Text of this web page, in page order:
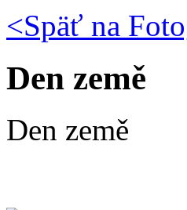
<Späť na
Den země
Den země